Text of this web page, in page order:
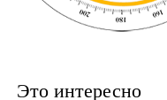
Это интересно